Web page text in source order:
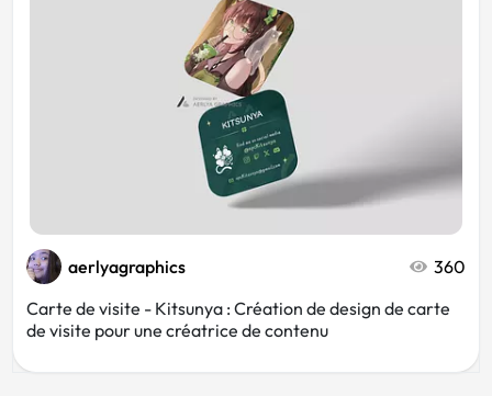
aerlyagraphics
360
Carte de visite - Kitsunya : Création de design de carte
de visite pour une créatrice de contenu